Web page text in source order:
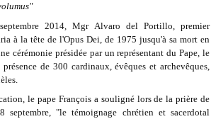
2014, Mgr Alvaro del Portillo, premier
à la tête de l'Opus Dei, de 1975 jusqu'à sa mort en
cérémonie présidée par un représentant du Pape, le
de 300 cardinaux, évêques et archevêques,
le pape François a souligné lors de la prière de
septembre, "le témoignage chrétien et sacerdotal